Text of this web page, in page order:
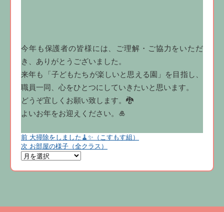
今年も保護者の皆様には、ご理解・ご協力をいただ
き、ありがとうございました。
来年も「子どもたちが楽しいと思える園」を目指し、
職員一同、心をひとつにしていきたいと思います。
どうぞ宜しくお願い致します。🐉
よいお年をお迎えください。🎍
投
稿
前 前
の
投
大掃除をしました🧹✨（こすもす組）
次 次
の
稿:
お部屋の様子（全クラス）